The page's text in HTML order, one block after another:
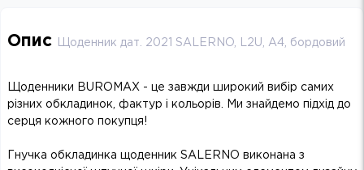
Опис Щоденник дат. 2021 SALERNO, L2U, A4, бордовий
Щоденники BUROMAX - це завжди широкий вибір самих
різних обкладинок, фактур і кольорів. Ми знайдемо підхід до
серця кожного покупця!
Гнучка обкладинка щоденник SALERNO виконана з